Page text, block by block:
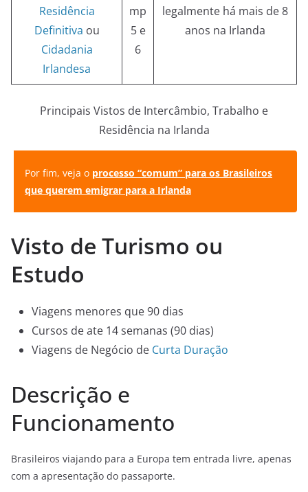
Residência
Definitiva ou
Cidadania
Irlandesa
mp
5 e
6
legalmente há mais de 8
anos na Irlanda
Principais Vistos de Intercâmbio, Trabalho e
Residência na Irlanda
Por fim, veja o processo “comum” para os Brasileiros
que querem emigrar para a Irlanda
Visto de Turismo ou
Estudo
Viagens menores que 90 dias
Cursos de ate 14 semanas (90 dias)
Viagens de Negócio de Curta Duração
Descrição e
Funcionamento
Brasileiros viajando para a Europa tem entrada livre, apenas
com a apresentação do passaporte.